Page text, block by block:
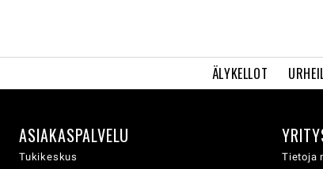
ÄLYKELLOT
ASIAKASPALVELU
Tukikeskus
Tietoja